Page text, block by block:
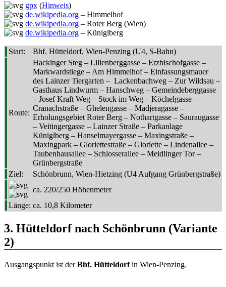
gpx (Hinweis)
de.wikipedia.org – Himmelhof
de.wikipedia.org – Roter Berg (Wien)
de.wikipedia.org – Küniglberg
Start: Bhf. Hütteldorf, Wien-Penzing (U4, S-Bahn)
Route:
Hackinger Steg – Lilienberggasse – Erzbischofgasse –
Markwardstiege – Am Himmelhof – Einfassungsmauer
des Lainzer Tiergarten – Lackenbachweg – Zur Wildsau –
Gasthaus Lindwurm – Hanschweg – Gemeindeberggasse
– Josef Kraft Weg – Stock im Weg – Köchelgasse –
Cranachstraße – Ghelengasse – Madjeragasse –
Erholungsgebiet Roter Berg – Nothartgasse – Sauraugasse
– Veitingergasse – Lainzer Straße – Parkanlage
Küniglberg – Hanselmayergasse – Maxingstraße –
Maxingpark – Gloriettestraße – Gloriette – Lindenallee –
Taubenhausallee – Schlosserallee – Meidlinger Tor –
Grünbergstraße
Ziel:
Schönbrunn, Wien-Hietzing (U4 Aufgang Grünbergstraße)
ca. 220/250 Höhenmeter
Länge: ca. 10,8 Kilometer
3. Hütteldorf nach Schönbrunn (Variante
2)
Ausgangspunkt ist derBhf. Hütteldorfin Wien-Penzing.